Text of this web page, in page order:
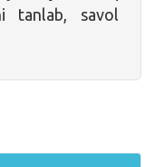
tanlab, savol